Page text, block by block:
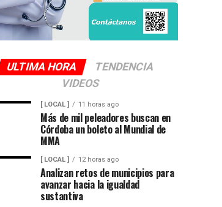
ULTIMA HORA
TENDENCIA
VIDEOS
[ LOCAL ] 11 horas ago
Más de mil peleadores buscan en
Córdoba un boleto al Mundial de
MMA
[ LOCAL ] 12 horas ago
Analizan retos de municipios para
avanzar hacia la igualdad
sustantiva